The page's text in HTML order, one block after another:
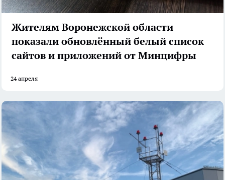
Жителям Воронежской области
показали обновлённый белый список
сайтов и приложений от Минцифры
24 апреля